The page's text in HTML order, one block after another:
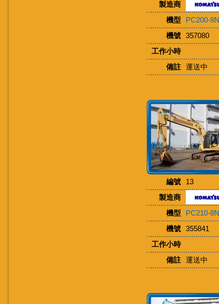
製造商
機型
PC200-
機號
357080
工作小時
備註
運送中
編號
13
製造商
機型
PC210-
機號
355841
工作小時
備註
運送中